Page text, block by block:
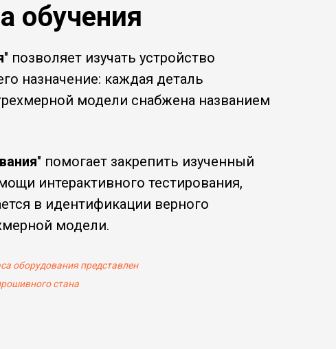
обучения
" позволяет изучать устройство
назначение: каждая деталь
модели снабжена названием
" помогает закрепить изученный
интерактивного тестирования,
в идентификации верного
модели.
оборудования представлен
стана